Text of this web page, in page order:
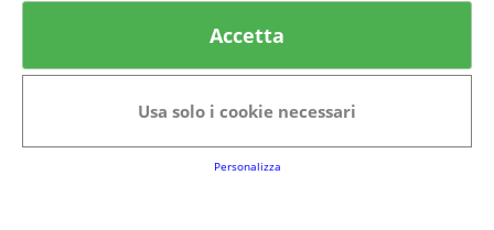
Categorie in evidenza
Bellezza
Alimenti e bevande
Animali
Accetta
Usa solo i cookie necessari
Personalizza